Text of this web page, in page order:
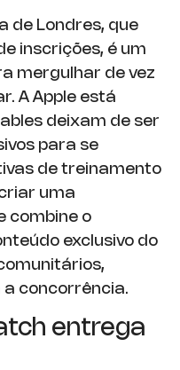
de Londres, que
inscrições, é um
mergulhar de vez
A Apple está
deixam de ser
para se
de treinamento
uma
combine o
exclusivo do
concorrência.
entrega